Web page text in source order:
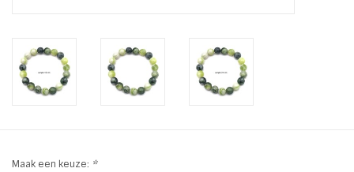
Ohlala Jewels
Maak een keuze: *